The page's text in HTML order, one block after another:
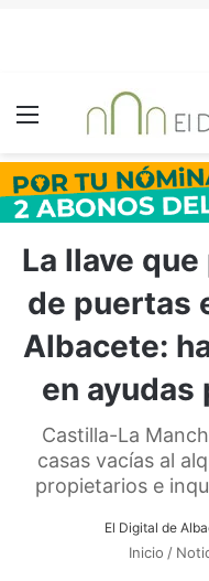
Menú
La llave
de puertas
Albacete:
en ayudas
Castilla-La
casas vacías al
propietarios e
El Digital de
Inicio /